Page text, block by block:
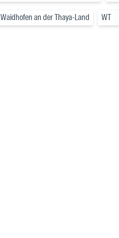
Waidhofen an der Thaya-Land WT